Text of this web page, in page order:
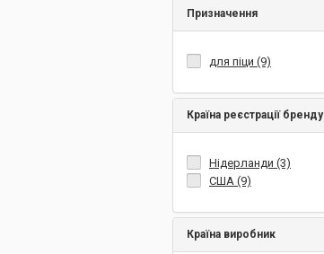
Призначення
для піци (9)
Країна реєстрації бренду
Нідерланди (3)
США (9)
Країна виробник